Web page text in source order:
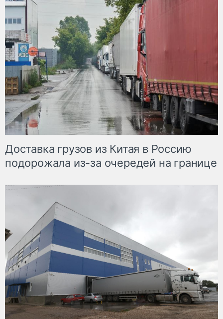
Доставка грузов из Китая в Россию
подорожала из-за очередей на границе